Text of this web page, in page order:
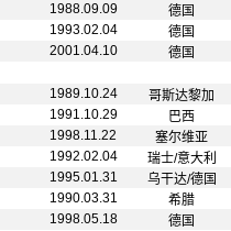
1988.09.09 德国
1993.02.04 德国
2001.04.10 德国
1989.10.24 哥斯达黎加
1991.10.29 巴西
1998.11.22 塞尔维亚
1992.02.04 瑞士/意大利
1995.01.31 乌干达/德国
1990.03.31 希腊
1998.05.18 德国